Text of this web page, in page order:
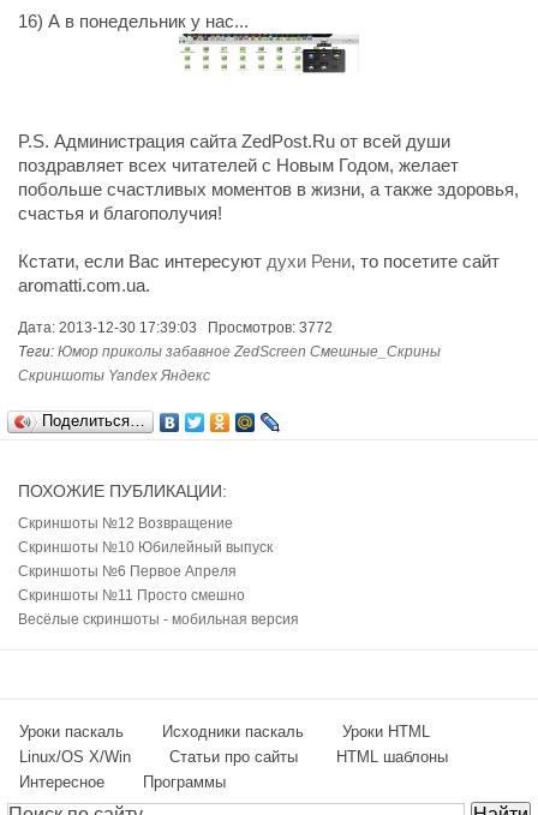
16) А в понедельник у нас...
P.S. Администрация сайта ZedPost.Ru от всей души
поздравляет всех читателей с Новым Годом, желает
побольше счастливых моментов в жизни, а также здоровья,
счастья и благополучия!
Кстати, если Вас интересуют духи Рени, то посетите сайт
aromatti.com.ua.
Дата: 2013-12-30 17:39:03 Просмотров: 3772
Теги: Юмор приколы забавное ZedScreen Смешные_Скрины
Скриншоты Yandex Яндекс
Поделиться…
ПОХОЖИЕ ПУБЛИКАЦИИ:
Скриншоты №12 Возвращение
Скриншоты №10 Юбилейный выпуск
Скриншоты №6 Первое Апреля
Скриншоты №11 Просто смешно
Весёлые скриншоты - мобильная версия
Уроки паскаль Исходники паскаль
Уроки HTML
Linux/OS X/Win
Статьи про сайты
HTML шаблоны
Интересное
Программы